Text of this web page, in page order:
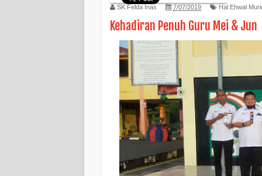
SK Felda Inas 7/07/2019 Hal Ehwal
Kehadiran Penuh Guru Mei & Jun